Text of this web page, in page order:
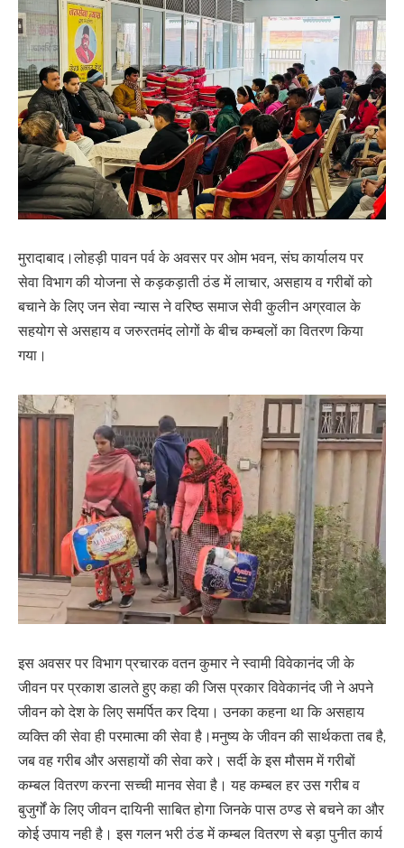
मुरादाबाद।लोहड़ी पावन पर्व के अवसर पर ओम भवन, संघ कार्यालय पर
सेवा विभाग की योजना से कड़कड़ाती ठंड में लाचार, असहाय व गरीबों को
बचाने के लिए जन सेवा न्यास ने वरिष्ठ समाज सेवी कुलीन अग्रवाल के
सहयोग से असहाय व जरुरतमंद लोगों के बीच कम्बलों का वितरण किया
गया।
इस अवसर पर विभाग प्रचारक वतन कुमार ने स्वामी विवेकानंद जी के
जीवन पर प्रकाश डालते हुए कहा की जिस प्रकार विवेकानंद जी ने अपने
जीवन को देश के लिए समर्पित कर दिया। उनका कहना था कि असहाय
व्यक्ति की सेवा ही परमात्मा की सेवा है।मनुष्य के जीवन की सार्थकता तब है,
जब वह गरीब और असहायों की सेवा करे। सर्दी के इस मौसम में गरीबों
कम्बल वितरण करना सच्ची मानव सेवा है। यह कम्बल हर उस गरीब व
बुजुर्गों के लिए जीवन दायिनी साबित होगा जिनके पास ठण्ड से बचने का और
कोई उपाय नही है। इस गलन भरी ठंड में कम्बल वितरण से बड़ा पुनीत कार्य